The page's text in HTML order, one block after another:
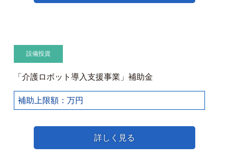
設備投資
「介護ロボット導入支援事業」補助金
補助上限額：万円
詳しく見る